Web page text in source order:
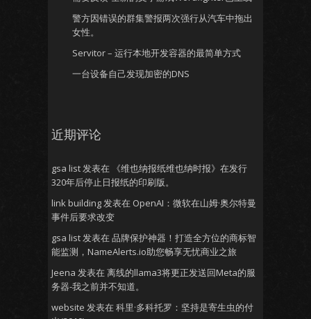
警方因错误的群集警报两次强行从汽车中拖出
女性。
Servitor – 运行本地开发容器的最简单方式
一台设备自己发现加密的DNS
近期评论
gsa list发表在
《维也纳报纸维也纳时报》在发行
320年后停止日报纸的印刷版。
link building发表在 OpenAI：微软在山姆·奥尔特曼
事件后要求改变
gsa list发表在 品牌保护神器！打造全方位的商标智
能监测，NameAlerts.io助您畅享无忧商业之旅
Jeena 发表在 离线的llama3将更正发送回Meta的服
务器-我之前并不知道。
website 发表在 科里·多科托罗：坚持是寄生虫的付